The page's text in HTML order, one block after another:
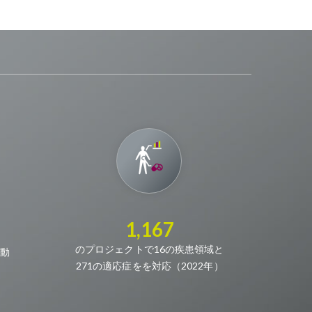
1,167
のプロジェクトで16の疾患領域と
271の適応症をを対応（2022年）